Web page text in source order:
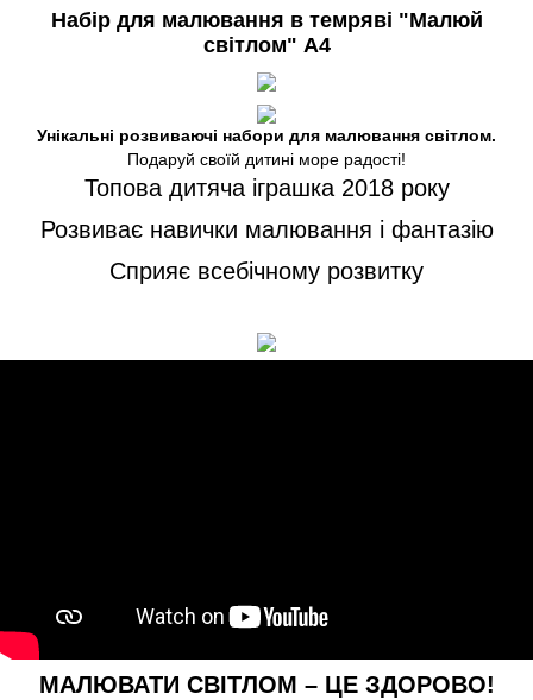
Набір для малювання в темряві "Малюй
світлом" A4
Унікальні розвиваючі набори для малювання світлом.
Подаруй своїй дитині море радості!
Топова дитяча іграшка 2018 року
Розвиває навички малювання і фантазію
Сприяє всебічному розвитку
МАЛЮВАТИ СВІТЛОМ – ЦЕ ЗДОРОВО!